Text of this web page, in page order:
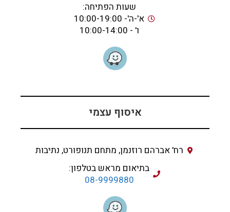
שעות הפתיחה:
א'-ה'- 10:00-19:00
ו' - 10:00-14:00
איסוף עצמי
רח' אברהם רוזנמן, מתחם תנופורט, נתיבות
בתיאום מראש בטלפון:
08-9999880